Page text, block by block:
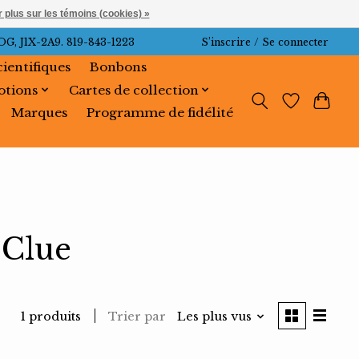
J1X-2A9. 819-843-1223 S’inscrire / Se connecter
Bonbons
Cartes de collection
Marques
Programme de fidélité
1 produits Trier par Les plus vus
plus sur les témoins (cookies) »